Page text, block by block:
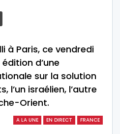
à Paris, ce vendredi
d’une
sur la solution
l’un israélien, l’autre
Orient.
A LA UNE EN DIRECT FRANCE